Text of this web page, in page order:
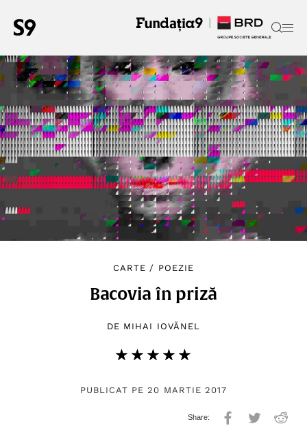
CARTE / POEZIE
Bacovia în priză
DE MIHAI IOVĂNEL
★★★★★
☆☆☆☆☆
PUBLICAT PE 20 MARTIE 2017